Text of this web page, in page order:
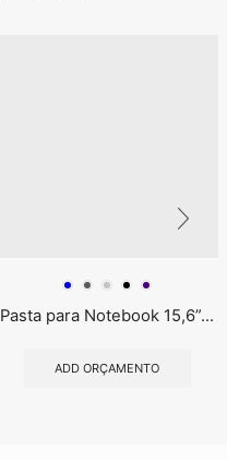
Pasta para Notebook 15,6”...
ADD ORÇAMENTO